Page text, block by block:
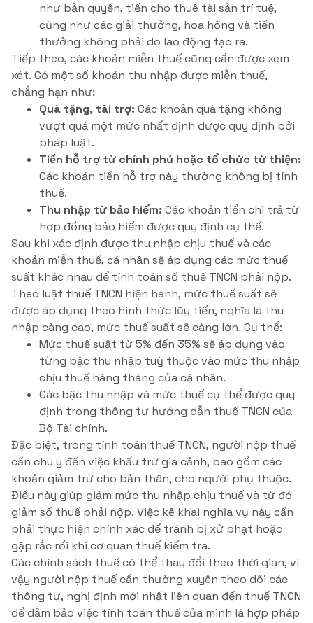
như bản quyền, tiền cho thuê tài sản trí tuệ,
cũng như các giải thưởng, hoa hồng và tiền
thưởng không phải do lao động tạo ra.
Tiếp theo, các khoản miễn thuế cũng cần được xem
xét. Có một số khoản thu nhập được miễn thuế,
chẳng hạn như:
Quà tặng, tài trợ: Các khoản quà tặng không
vượt quá một mức nhất định được quy định bởi
pháp luật.
Tiền hỗ trợ từ chính phủ hoặc tổ chức từ thiện:
Các khoản tiền hỗ trợ này thường không bị tính
thuế.
Thu nhập từ bảo hiểm: Các khoản tiền chi trả từ
hợp đồng bảo hiểm được quy định cụ thể.
Sau khi xác định được thu nhập chịu thuế và các
khoản miễn thuế, cá nhân sẽ áp dụng các mức thuế
suất khác nhau để tính toán số thuế TNCN phải nộp.
Theo luật thuế TNCN hiện hành, mức thuế suất sẽ
được áp dụng theo hình thức lũy tiến, nghĩa là thu
nhập càng cao, mức thuế suất sẽ càng lớn. Cụ thể:
Mức thuế suất từ 5% đến 35% sẽ áp dụng vào
từng bậc thu nhập tuỳ thuộc vào mức thu nhập
chịu thuế hàng tháng của cá nhân.
Các bậc thu nhập và mức thuế cụ thể được quy
định trong thông tư hướng dẫn thuế TNCN của
Bộ Tài chính.
Đặc biệt, trong tính toán thuế TNCN, người nộp thuế
cần chú ý đến việc khấu trừ gia cảnh, bao gồm các
khoản giảm trừ cho bản thân, cho người phụ thuộc.
Điều này giúp giảm mức thu nhập chịu thuế và từ đó
giảm số thuế phải nộp. Việc kê khai nghĩa vụ này cần
phải thực hiện chính xác để tránh bị xử phạt hoặc
gặp rắc rối khi cơ quan thuế kiểm tra.
Các chính sách thuế có thể thay đổi theo thời gian, vì
vậy người nộp thuế cần thường xuyên theo dõi các
thông tư, nghị định mới nhất liên quan đến thuế TNCN
để đảm bảo việc tính toán thuế của mình là hợp pháp